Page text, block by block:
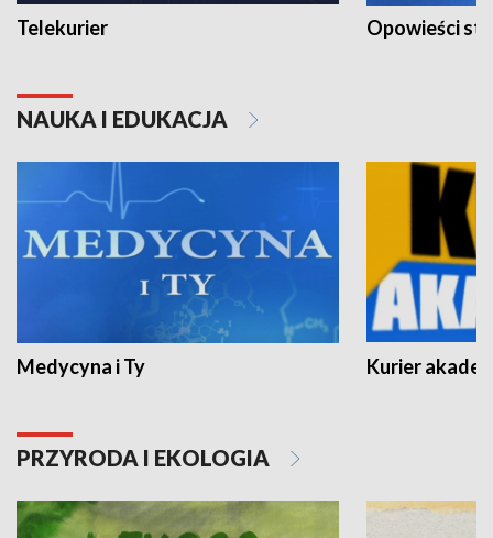
Telekurier Opowieści
NAUKA I EDUKACJA
Medycyna i Ty Kurier
PRZYRODA I EKOLOGIA